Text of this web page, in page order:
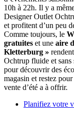
10h à 22h. Il y a
Designer Outlet
et profitent d’un peu
Comme toujours, le
gratuites et une aire
Kletterburg »
Ochtrup fluide et sans
pour découvrir des
magasin et restez
vente d’été a à offrir.
Planifiez votre